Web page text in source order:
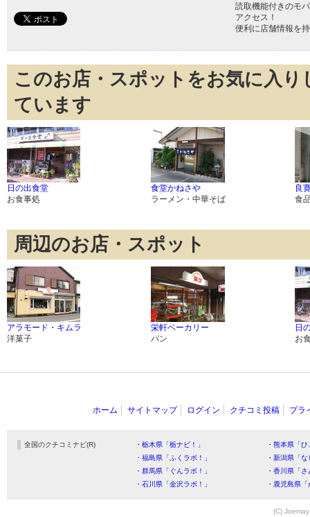
読取機能付きのモ
アクセス！
便利に店舗情報を
このお店・スポットをお気に入
ています
日の出食堂
お食事処
食堂かねさや
ラーメン・中華そば
良
食
周辺のお店・スポット
アラモード・キムラ
洋菓子
栄軒ベーカリー
パン
日
お
ホーム サイトマップ ログイン クチコミ投稿 プラ
全国のクチコミナビ(R) ・栃木県「栃ナビ！」
・熊本県「
・福島県「ふくラボ！」
・新潟県「
・群馬県「ぐんラボ！」
・香川県「
・石川県「金沢ラボ！」
・鹿児島県
(C)